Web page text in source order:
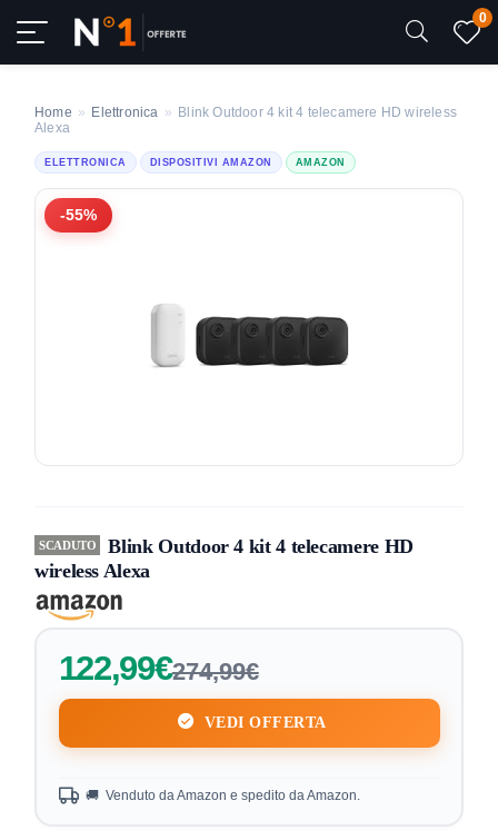
0
Home » Elettronica » Blink Outdoor 4 kit 4 telecamere HD wireless
Alexa
ELETTRONICA DISPOSITIVI AMAZON AMAZON
-55%
SCADUTO
Blink Outdoor 4 kit 4 telecamere HD
wireless Alexa
122,99€274,99€
VEDI OFFERTA
🚚 Venduto da Amazon e spedito da Amazon.